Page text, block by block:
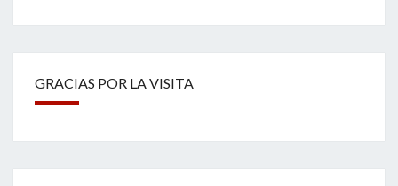
GRACIAS POR LA VISITA